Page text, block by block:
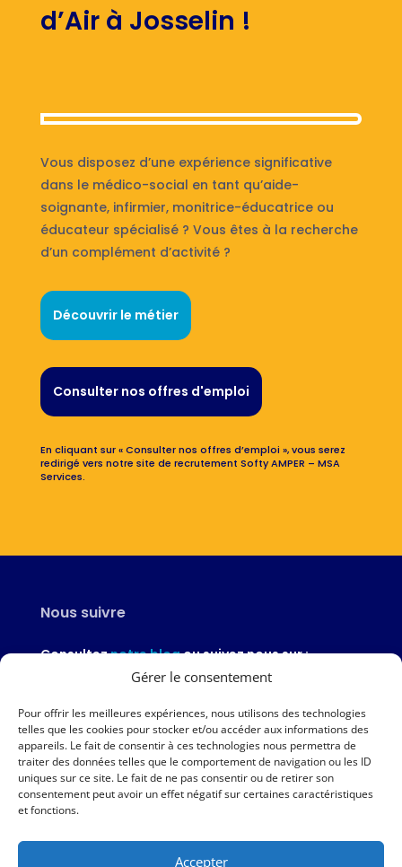
Gérer le consentement
Pour offrir les meilleures expériences, nous utilisons des technologies
telles que les cookies pour stocker et/ou accéder aux informations des
appareils. Le fait de consentir à ces technologies nous permettra de
traiter des données telles que le comportement de navigation ou les ID
uniques sur ce site. Le fait de ne pas consentir ou de retirer son
consentement peut avoir un effet négatif sur certaines caractéristiques
et fonctions.
Accepter
d’Air à Josselin !
Vous disposez d’une expérience significative
dans le médico-social en tant qu’aide-
soignante, infirmier, monitrice-éducatrice ou
éducateur spécialisé ? Vous êtes à la recherche
d’un complément d’activité ?
Découvrir le métier
Consulter nos offres d'emploi
En cliquant sur « Consulter nos offres d’emploi », vous serez
redirigé vers notre site de recrutement Softy AMPER – MSA
Services.
Nous suivre
Consulteznotre blogou suivez nous sur :
Nous contacter
02 97 46 51 97
Nous écrire